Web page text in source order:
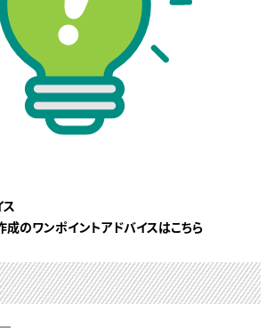
成のワンポイントアドバイスはこちら